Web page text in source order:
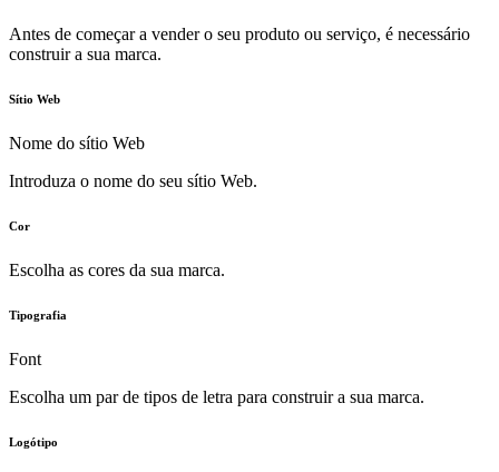
Antes de começar a vender o seu produto ou serviço, é necessário
construir a sua marca.
Sítio Web
Nome do sítio Web
Introduza o nome do seu sítio Web.
Cor
Escolha as cores da sua marca.
Tipografia
Font
Escolha um par de tipos de letra para construir a sua marca.
Logótipo